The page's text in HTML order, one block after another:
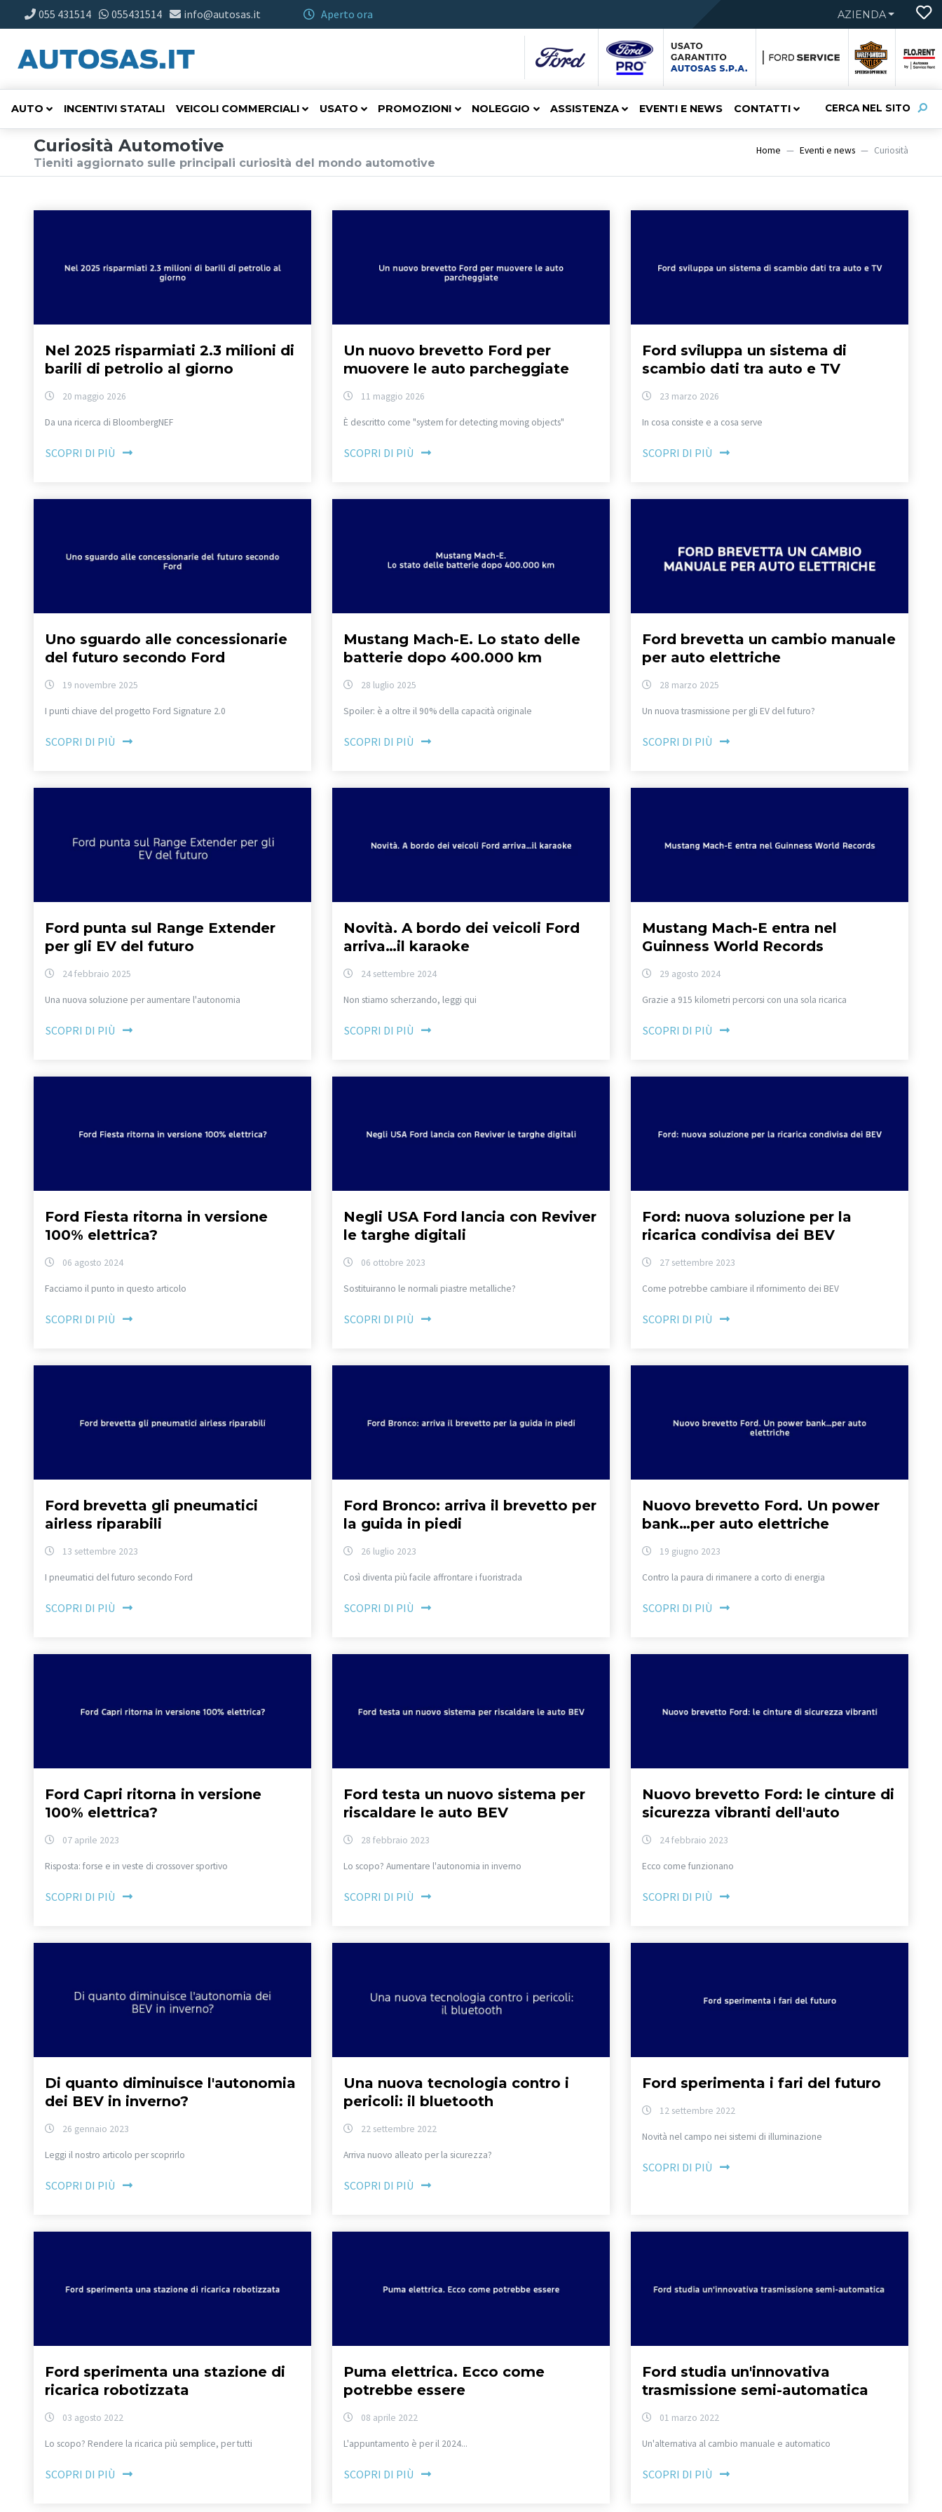
055 431514 055431514 info@autosas.it Aperto ora AZIENDA
CERCA NEL SITO
AUTO INCENTIVI STATALI VEICOLI COMMERCIALI USATO PROMOZIONI NOLEGGIO ASSISTENZA EVENTI E NEWS CONTATTI
Curiosità Automotive
Tieniti aggiornato sulle principali curiosità del mondo automotive
Home Eventi e news Curiosità
Nel 2025 risparmiati 2.3 milioni di
barili di petrolio al giorno
20 maggio 2026
Da una ricerca di BloombergNEF
SCOPRI DI PIÙ
Un nuovo brevetto Ford per
muovere le auto parcheggiate
11 maggio 2026
È descritto come "system for detecting moving objects"
SCOPRI DI PIÙ
Ford sviluppa un sistema di
scambio dati tra auto e TV
23 marzo 2026
In cosa consiste e a cosa serve
SCOPRI DI PIÙ
Uno sguardo alle concessionarie
del futuro secondo Ford
19 novembre 2025
I punti chiave del progetto Ford Signature 2.0
SCOPRI DI PIÙ
Mustang Mach-E. Lo stato delle
batterie dopo 400.000 km
28 luglio 2025
Spoiler: è a oltre il 90% della capacità originale
SCOPRI DI PIÙ
Ford brevetta un cambio manuale
per auto elettriche
28 marzo 2025
Un nuova trasmissione per gli EV del futuro?
SCOPRI DI PIÙ
Ford punta sul Range Extender
per gli EV del futuro
24 febbraio 2025
Una nuova soluzione per aumentare l'autonomia
SCOPRI DI PIÙ
Novità. A bordo dei veicoli Ford
arriva…il karaoke
24 settembre 2024
Non stiamo scherzando, leggi qui
SCOPRI DI PIÙ
Mustang Mach-E entra nel
Guinness World Records
29 agosto 2024
Grazie a 915 kilometri percorsi con una sola ricarica
SCOPRI DI PIÙ
Ford Fiesta ritorna in versione
100% elettrica?
06 agosto 2024
Facciamo il punto in questo articolo
SCOPRI DI PIÙ
Negli USA Ford lancia con Reviver
le targhe digitali
06 ottobre 2023
Sostituiranno le normali piastre metalliche?
SCOPRI DI PIÙ
Ford: nuova soluzione per la
ricarica condivisa dei BEV
27 settembre 2023
Come potrebbe cambiare il rifornimento dei BEV
SCOPRI DI PIÙ
Ford brevetta gli pneumatici
airless riparabili
13 settembre 2023
I pneumatici del futuro secondo Ford
SCOPRI DI PIÙ
Ford Bronco: arriva il brevetto per
la guida in piedi
26 luglio 2023
Così diventa più facile affrontare i fuoristrada
SCOPRI DI PIÙ
Nuovo brevetto Ford. Un power
bank…per auto elettriche
19 giugno 2023
Contro la paura di rimanere a corto di energia
SCOPRI DI PIÙ
Ford Capri ritorna in versione
100% elettrica?
07 aprile 2023
Risposta: forse e in veste di crossover sportivo
SCOPRI DI PIÙ
Ford testa un nuovo sistema per
riscaldare le auto BEV
28 febbraio 2023
Lo scopo? Aumentare l'autonomia in inverno
SCOPRI DI PIÙ
Nuovo brevetto Ford: le cinture di
sicurezza vibranti dell'auto
24 febbraio 2023
Ecco come funzionano
SCOPRI DI PIÙ
Di quanto diminuisce l'autonomia
dei BEV in inverno?
26 gennaio 2023
Leggi il nostro articolo per scoprirlo
SCOPRI DI PIÙ
Una nuova tecnologia contro i
pericoli: il bluetooth
22 settembre 2022
Arriva nuovo alleato per la sicurezza?
SCOPRI DI PIÙ
Ford sperimenta i fari del futuro
12 settembre 2022
Novità nel campo nei sistemi di illuminazione
SCOPRI DI PIÙ
Ford sperimenta una stazione di
ricarica robotizzata
03 agosto 2022
Lo scopo? Rendere la ricarica più semplice, per tutti
SCOPRI DI PIÙ
Puma elettrica. Ecco come
potrebbe essere
08 aprile 2022
L'appuntamento è per il 2024...
SCOPRI DI PIÙ
Ford studia un'innovativa
trasmissione semi-automatica
01 marzo 2022
Un'alternativa al cambio manuale e automatico
SCOPRI DI PIÙ